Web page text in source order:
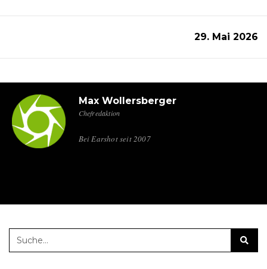
29. Mai 2026
Max Wollersberger
Chefredaktion
Bei Earshot seit 2007